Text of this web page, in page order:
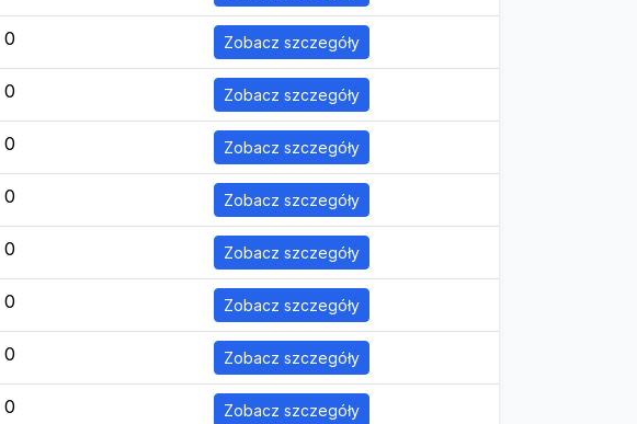
0 Zobacz szczegóły
0 Zobacz szczegóły
0 Zobacz szczegóły
0 Zobacz szczegóły
0 Zobacz szczegóły
0 Zobacz szczegóły
0 Zobacz szczegóły
0 Zobacz szczegóły